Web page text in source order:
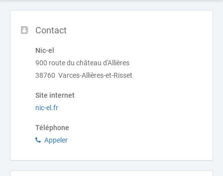
Contact
Nic-el
900 route du château d'Allières
38760 Varces-Allières-et-Risset
Site internet
nic-el.fr
Téléphone
Appeler